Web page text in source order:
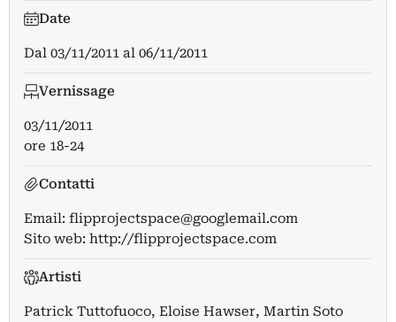
Date
Dal 03/11/2011 al 06/11/2011
Vernissage
03/11/2011
ore 18-24
Contatti
Email: flipprojectspace@googlemail.com
Sito web: http://flipprojectspace.com
Artisti
Patrick Tuttofuoco, Eloise Hawser, Martin Soto